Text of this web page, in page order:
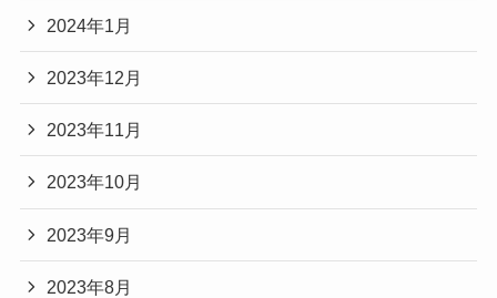
2024年1月
2023年12月
2023年11月
2023年10月
2023年9月
2023年8月